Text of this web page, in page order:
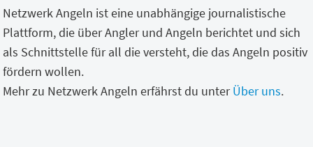
Netzwerk Angeln ist eine unabhängige journalistische
Plattform, die über Angler und Angeln berichtet und sich
als Schnittstelle für all die versteht, die das Angeln positiv
fördern wollen.
Mehr zu Netzwerk Angeln erfährst du unterÜber uns.